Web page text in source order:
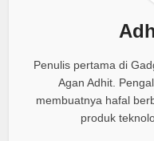
Penulis pertama di
Agan Adhit.
membuatnya hafal
produk